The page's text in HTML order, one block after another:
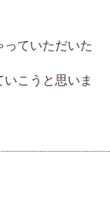
ていただいた
こうと思いま